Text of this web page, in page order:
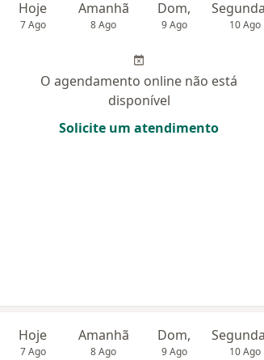
Hoje
7 Ago
Amanhã
8 Ago
Dom,
9 Ago 10 Ago
O agendamento online não está
disponível
Solicite um atendimento
Hoje
7 Ago
Amanhã
8 Ago
Dom,
9 Ago 10 Ago